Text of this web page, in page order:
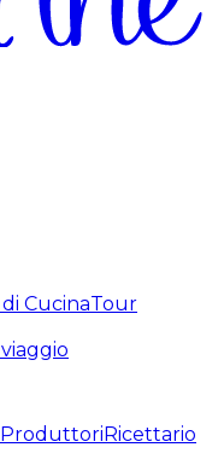
di CucinaTour
ProduttoriRicettario